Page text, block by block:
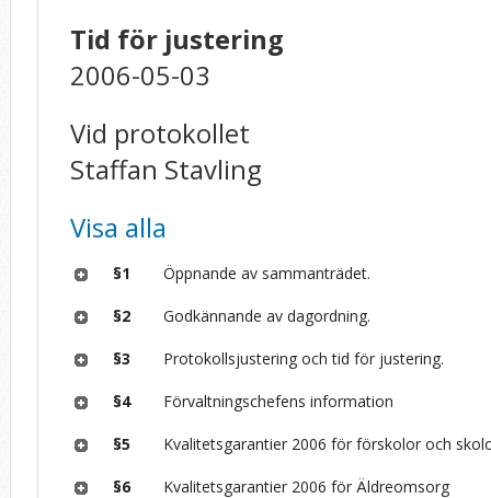
Tid för justering
2006-05-03
Vid protokollet
Staffan Stavling
Visa alla
§1 Öppnande av sammanträdet.
§2 Godkännande av dagordning.
§3 Protokollsjustering och tid för justering.
§4 Förvaltningschefens information
§5 Kvalitetsgarantier 2006 för förskolor och
§6 Kvalitetsgarantier 2006 för Äldreomsorg